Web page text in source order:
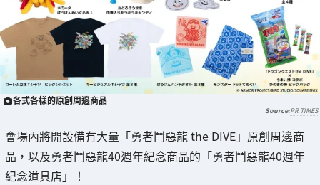
各式各樣的原創周邊商品
PR TIMES
會場內將開設備有大量「勇者鬥惡龍 the DIVE」原創周邊商
品，以及勇者鬥惡龍40週年紀念商品的「勇者鬥惡龍40週年
紀念道具店」！